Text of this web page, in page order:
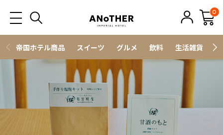
0
帝国ホテル商品 スイーツ グルメ 飲料 生活雑貨